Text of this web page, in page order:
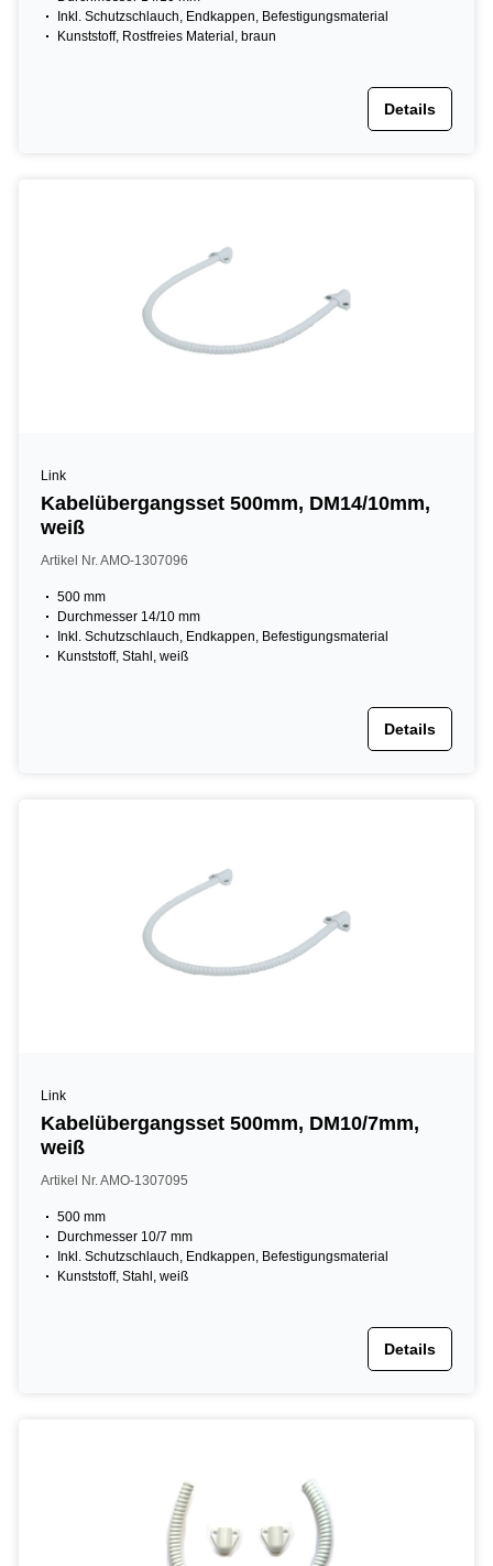
Inkl. Schutzschlauch, Endkappen, Befestigungsmaterial
Kunststoff, Rostfreies Material, braun
Details
Link
Kabelübergangsset 500mm, DM14/10mm,
weiß
Artikel Nr. AMO-1307096
500 mm
Durchmesser 14/10 mm
Inkl. Schutzschlauch, Endkappen, Befestigungsmaterial
Kunststoff, Stahl, weiß
Details
Link
Kabelübergangsset 500mm, DM10/7mm,
weiß
Artikel Nr. AMO-1307095
500 mm
Durchmesser 10/7 mm
Inkl. Schutzschlauch, Endkappen, Befestigungsmaterial
Kunststoff, Stahl, weiß
Details